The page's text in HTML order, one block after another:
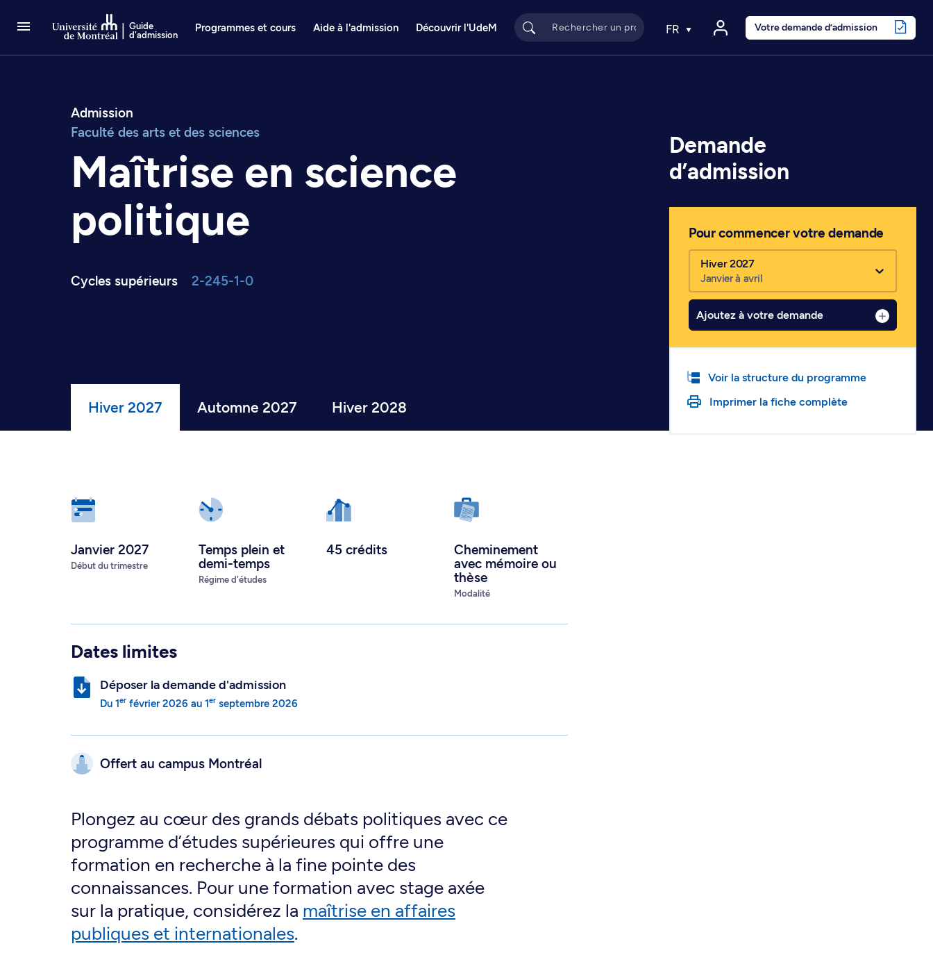
Guide
d'admission
Programmes et cours Aide à l'admission Découvrir l'UdeM FR Votre demande d’admission
Admission
Faculté des arts et des sciences
Maîtrise en science
politique
Cycles supérieurs 2-245-1-0
Hiver 2027 Automne 2027 Hiver 2028
Janvier 2027
Début du trimestre
Temps plein et
demi-temps
Régime d'études
45 crédits
Cheminement
avec mémoire ou
thèse
Modalité
Dates limites
Déposer la demande d'admission
Du 1er février 2026 au 1er septembre 2026
Offert au campus Montréal
Plongez au cœur des grands débats politiques avec ce
programme d’études supérieures qui offre une
formation en recherche à la fine pointe des
connaissances. Pour une formation avec stage axée
sur la pratique, considérez la maîtrise en affaires
publiques et internationales.
Demande
d’admission
Pour commencer votre demande
Hiver 2027
Janvier à avril
Ajoutez à votre demande
Voir la structure du programme
Imprimer la fiche complète